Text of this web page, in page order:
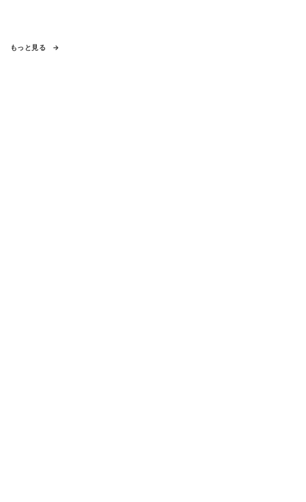
もっと見る